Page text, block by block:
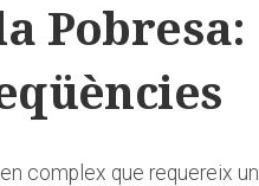
complex que​ requereix